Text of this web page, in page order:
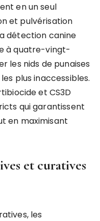
en un seul
et pulvérisation
détection canine
à quatre-vingt-
les nids de punaises
plus inaccessibles.
et CS3D
qui garantissent
en maximisant
et curatives
les